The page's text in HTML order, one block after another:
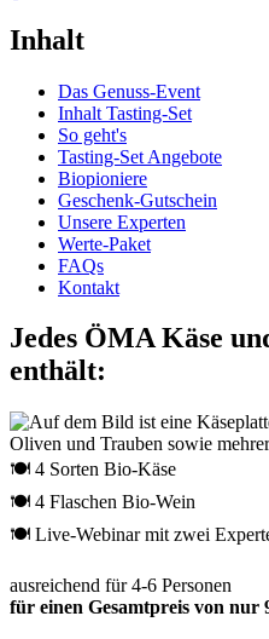
Inhalt
Das Genuss-Event
Inhalt Tasting-Set
So geht's
Tasting-Set Angebote
Biopioniere
Geschenk-Gutschein
Unsere Experten
Werte-Paket
FAQs
Kontakt
Jedes ÖMA Käse
enthält:
🍽 4 Sorten Bio-Käse
🍽 4 Flaschen Bio-Wein
🍽 Live-Webinar mit zwei
ausreichend für 4-6 Personen
für einen Gesamtpreis von nur